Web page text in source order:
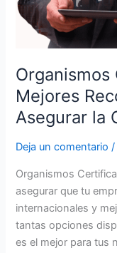
Mejores
Asegurar la
Deja un comentario
Organismos
asegurar que tu
internacionales y
tantas opciones
es el mejor para tus
Asegurar
Calidad